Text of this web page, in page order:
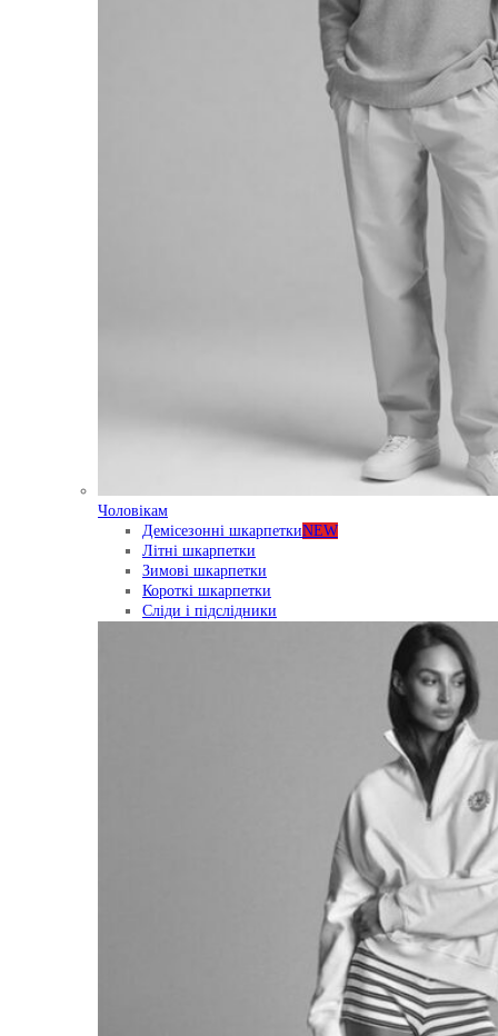
Чоловікам
Демісезонні шкарпеткиNEW
Літні шкарпетки
Зимові шкарпетки
Короткі шкарпетки
Сліди і підслідники